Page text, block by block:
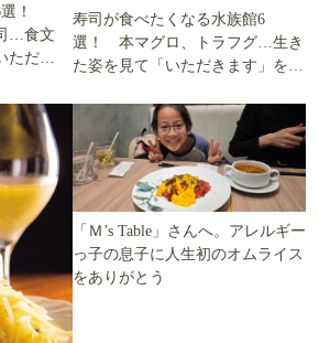
選！
…食文
ただき
寿司が食べたくなる水族館6
選！ 本マグロ、トラフグ…生き
た姿を見て「いただきます」を考
「Ｍ’s Table」さんへ。アレルギー
っ子の息子に人生初のオムライス
をありがとう